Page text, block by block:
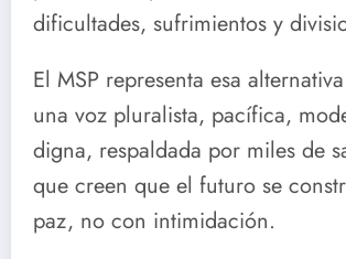
dificultades, sufrimientos y
El MSP representa esa
una voz pluralista, pacífica,
digna, respaldada por miles de
que creen que el futuro se
paz, no con intimidación.